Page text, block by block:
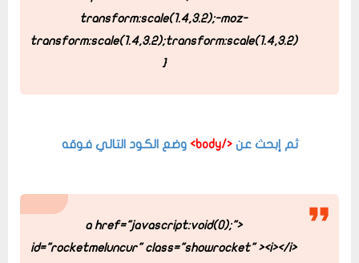
transform:scale(1.4,3.2);-moz-
transform:scale(1.4,3.2);transform:scale(1.4,3.2)
}
ثم إبحث عن</body> وضع الكود التالي فوقه
<a href="javascript:void(0);"
id="rocketmeluncur" class="showrocket" ><i></i>